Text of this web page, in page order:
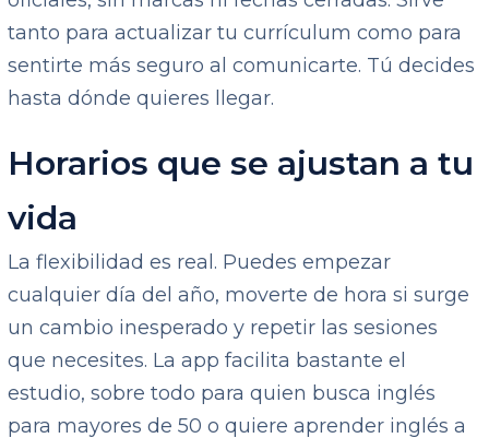
tanto para actualizar tu currículum como para
sentirte más seguro al comunicarte. Tú decides
hasta dónde quieres llegar.
Horarios que se ajustan a tu
vida
La flexibilidad es real. Puedes empezar
cualquier día del año, moverte de hora si surge
un cambio inesperado y repetir las sesiones
que necesites. La app facilita bastante el
estudio, sobre todo para quien busca inglés
para mayores de 50 o quiere aprender inglés a